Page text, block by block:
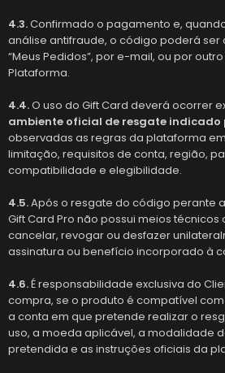
4.3.Confirmado o pagamento e,
análise antifraude, o código poderá ser
“Meus Pedidos”, por e-mail, ou por
Plataforma.
4.4.O uso do Gift Card deverá ocorrer
ambiente oficial de resgate indicado
observadas as regras da plataforma
limitação, requisitos de conta, região,
compatibilidade e elegibilidade.
4.5.Após o resgate do código perante
Gift Card Pro não possui meios
cancelar, revogar ou desfazer
assinatura ou benefício incorporado à
4.6.É responsabilidade exclusiva do
compra, se o produto é compatível
a conta em que pretende realizar o
uso, a moeda aplicável, a modalidade
pretendida e as instruções oficiais da